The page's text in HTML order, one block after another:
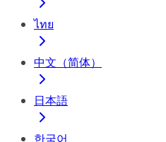
ไทย
中文（简体）
日本語
한국어